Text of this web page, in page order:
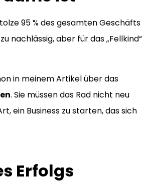
95 % des gesamten Geschäfts
nachlässig, aber für das „Fellkind“
in meinem Artikel über das
. Sie müssen das Rad nicht neu
ein Business zu starten, das sich
Erfolgs